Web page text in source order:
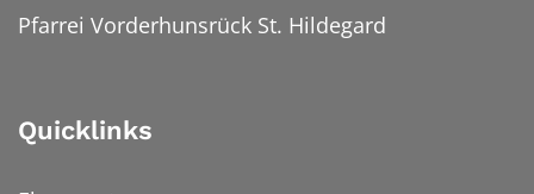
Pfarrei Vorderhunsrück St. Hildegard
Quicklinks